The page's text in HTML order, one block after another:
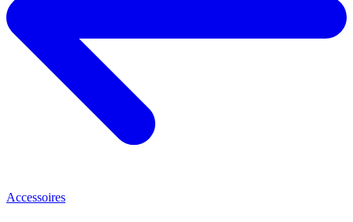
Accessoires